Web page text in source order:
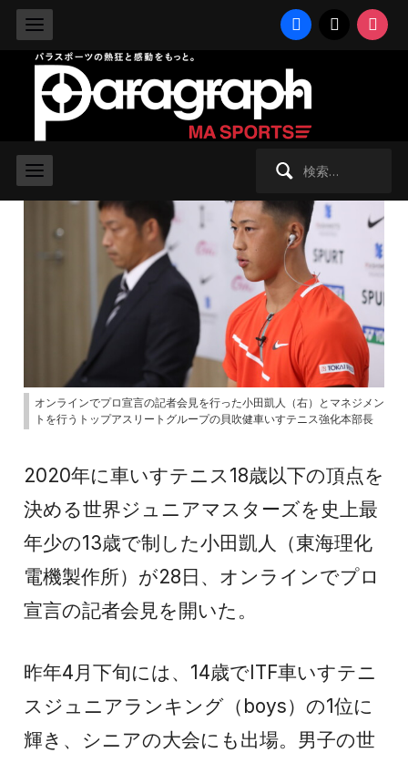
facebook
2022/4/29 金曜日 -
車いすテニス15歳の小田凱人がプロ
宣言
オンラインでプロ宣言の記者会見を行った小田凱人（右）とマネジメン
トを行うトップアスリートグループの貝吹健車いすテニス強化本部長
2020年に車いすテニス18歳以下の頂点を
決める世界ジュニアマスターズを史上最
年少の13歳で制した小田凱人（東海理化
電機製作所）が28日、オンラインでプロ
宣言の記者会見を開いた。
昨年4月下旬には、14歳でITF車いすテニ
スジュニアランキング（boys）の1位に
輝き、シニアの大会にも出場。男子の世